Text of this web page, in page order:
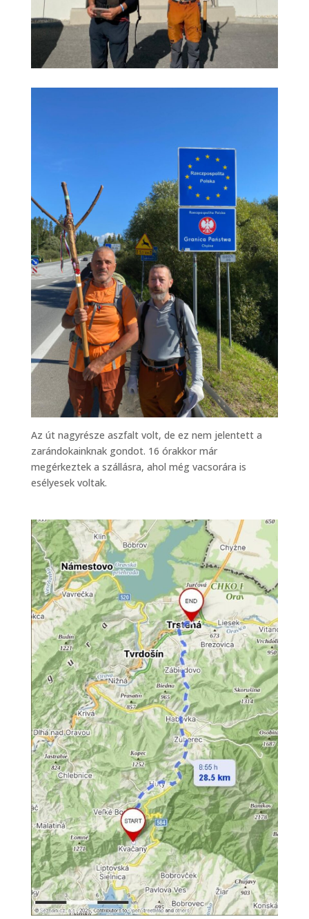
Az út nagyrésze aszfalt volt, de ez nem jelentett a
zarándokainknak gondot. 16 órakkor már
megérkeztek a szállásra, ahol még vacsorára is
esélyesek voltak.